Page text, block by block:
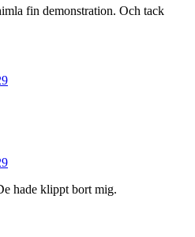
fin demonstration. Och tack
hade klippt bort mig.